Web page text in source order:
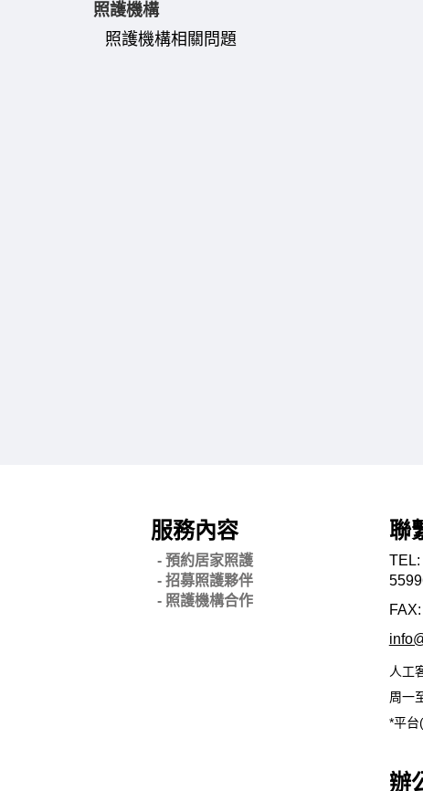
照護機構
照護機構相關問題
服務內容
- 預約居家照護
- 招募照護夥伴
- 照護機構合作
聯
TEL:
人工
周一
*平台
辦